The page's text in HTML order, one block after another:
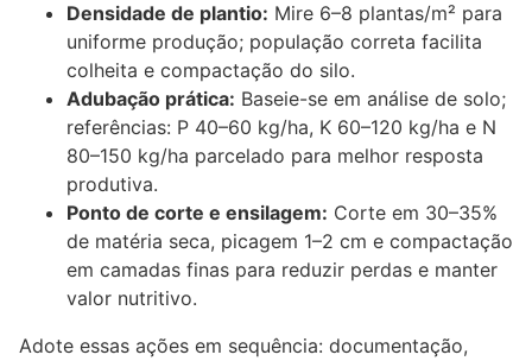
Densidade de plantio: Mire 6–8 plantas/m² para
uniforme produção; população correta facilita
colheita e compactação do silo.
Adubação prática: Baseie-se em análise de solo;
referências: P 40–60 kg/ha, K 60–120 kg/ha e N
80–150 kg/ha parcelado para melhor resposta
produtiva.
Ponto de corte e ensilagem: Corte em 30–35%
de matéria seca, picagem 1–2 cm e compactação
em camadas finas para reduzir perdas e manter
valor nutritivo.
Adote essas ações em sequência: documentação,